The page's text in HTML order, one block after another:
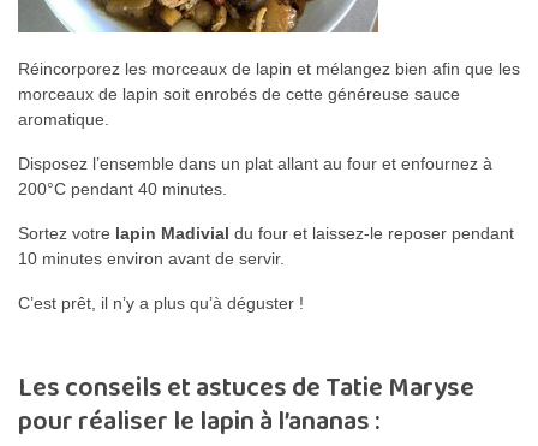
Réincorporez les morceaux de lapin et mélangez bien afin que les
morceaux de lapin soit enrobés de cette généreuse sauce
aromatique.
Disposez l’ensemble dans un plat allant au four et enfournez à
200°C pendant 40 minutes.
Sortez votre lapin Madivial du four et laissez-le reposer pendant
10 minutes environ avant de servir.
C’est prêt, il n’y a plus qu’à déguster !
Les conseils et astuces de Tatie Maryse
pour réaliser le lapin à l’ananas :